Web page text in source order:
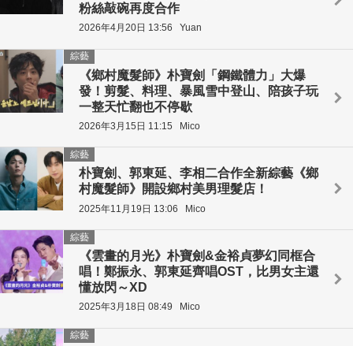
粉絲敲碗再度合作
2026年4月20日 13:56 Yuan
《鄉村魔髮師》朴寶劍「鋼鐵體力」大爆
發！剪髮、料理、暴風雪中登山、陪孩子玩
一整天忙翻也不停歇
綜藝
2026年3月15日 11:15 Mico
朴寶劍、郭東延、李相二合作全新綜藝《鄉
村魔髮師》開設鄉村美男理髮店！
綜藝
2025年11月19日 13:06 Mico
《雲畫的月光》朴寶劍&金裕貞夢幻同框合
唱！鄭振永、郭東延齊唱OST，比男女主還
懂放閃～XD
綜藝
2025年3月18日 08:49 Mico
綜藝